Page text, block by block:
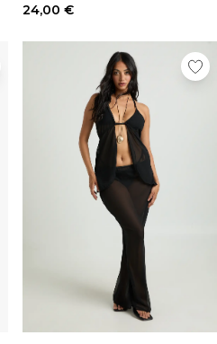
24,00 €